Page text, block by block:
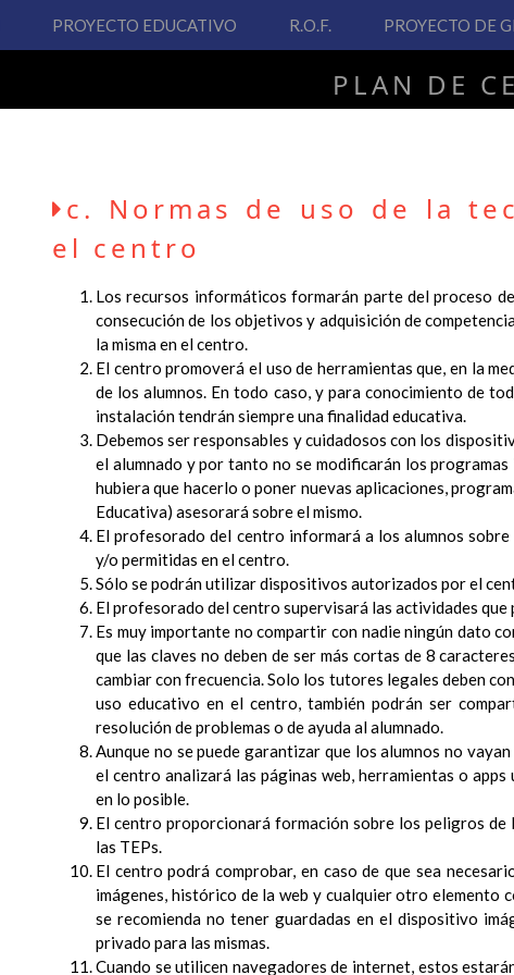
PROYECTO EDUCATIVO R.O.F. PROYECTO DE
PLAN DE
La entrada en vigor del Real Decreto 126/2014, de 28 de
Educación Primaria, se ha hecho necesario la revisión y
cual usted podrá consultar desde este sitio web.
Esperamos que sea de su interés.
IntroducciÃ³n
AnÃ¡lisis del Contexto
Proyecto Educativo
Marco Normativo
Objetivos propios para la mejora del rendimiento
LÃ­neas generales de actuaciÃ³n pedagÃ³gica
CoordinaciÃ³n y concreciÃ³n de los contenidos
Ã¡reas de la educaciÃ³n en valores y otras
EducaciÃ³n Infantil (Segundo Ciclo)
15
Objetivos generales 15 noviembre 2019
Ãreas Curriculares
InterrelaciÃ³n de las inteligencias
Competencias bÃ¡sicas
15 noviembre 2019
noviembre 2019
EvaluaciÃ³n 15 noviembre 2019
InterrelaciÃ³n familiar-centro educativo
AtenciÃ³n a la diversidad
Proyecto curricular de ReligiÃ³n
c. Normas de uso de la
el centro
Los recursos informáticos formarán parte del proceso
consecución de los objetivos y adquisición de
la misma en el centro.
El centro promoverá el uso de herramientas que, en la
de los alumnos. En todo caso, y para conocimiento de
instalación tendrán siempre una finalidad educativa.
Debemos ser responsables y cuidadosos con los
el alumnado y por tanto no se modificarán los
hubiera que hacerlo o poner nuevas aplicaciones,
Educativa) asesorará sobre el mismo.
El profesorado del centro informará a los alumnos
y/o permitidas en el centro.
Sólo se podrán utilizar dispositivos autorizados por el
El profesorado del centro supervisará las actividades que
Es muy importante no compartir con nadie ningún dato
que las claves no deben de ser más cortas de 8
cambiar con frecuencia. Solo los tutores legales deben
uso educativo en el centro, también podrán ser
resolución de problemas o de ayuda al alumnado.
Aunque no se puede garantizar que los alumnos no
el centro analizará las páginas web, herramientas o
en lo posible.
El centro proporcionará formación sobre los peligros
las TEPs.
El centro podrá comprobar, en caso de que sea
imágenes, histórico de la web y cualquier otro
se recomienda no tener guardadas en el dispositivo
privado para las mismas.
Cuando se utilicen navegadores de internet, estos